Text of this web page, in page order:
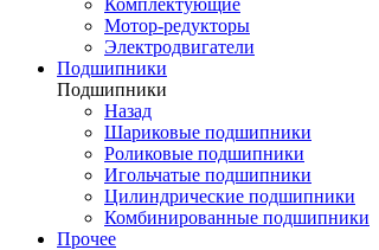
Комплектующие
Мотор-редукторы
Электродвигатели
Подшипники
Подшипники
Назад
Шариковые подшипники
Роликовые подшипники
Игольчатые подшипники
Цилиндрические подшипники
Комбинированные подшипники
Прочее